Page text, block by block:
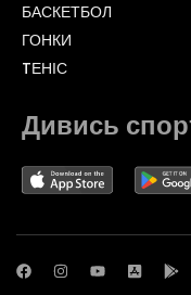
БАСКЕТБОЛ
ГОНКИ
TЕНІС
Дивись